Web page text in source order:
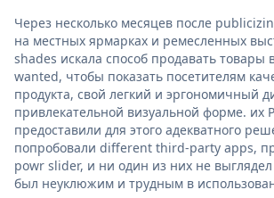
Через несколько месяцев после
на местных ярмарках и ремесленных
shades искала способ продавать товары
wanted, чтобы показать посетителям
продукта, свой легкий и эргономичный
привлекательной визуальной форме. их
предоставили для этого адекватного
попробовали different third-party apps,
powr slider, и ни один из них не выглядел
был неуклюжим и трудным в